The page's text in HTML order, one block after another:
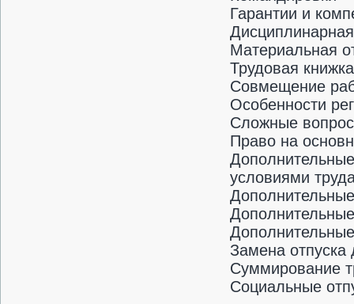
Гарантии и
Материальная
Трудовая
Совмещение
Особенности
Сложные
Право на
условиями
Замена
Суммирование
Социальные